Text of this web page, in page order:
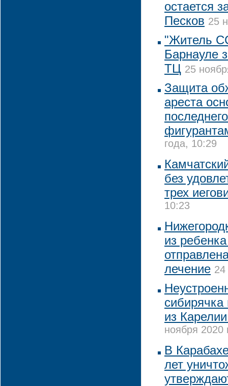
остается
Песков 25
"Житель
Барнауле
ТЦ 25
Защита
ареста
года, 10:29
без
трех
10:23
из
лечение 24
из
ноября 2020
В
лет